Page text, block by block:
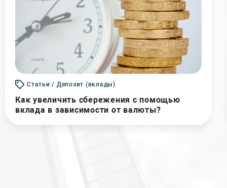
Статьи / Депозит (вклады)
Как увеличить сбережения с помощью
вклада в зависимости от валюты?